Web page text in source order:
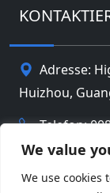
We value
We use cookies
Adresse:
Huizhou,
Telefon: